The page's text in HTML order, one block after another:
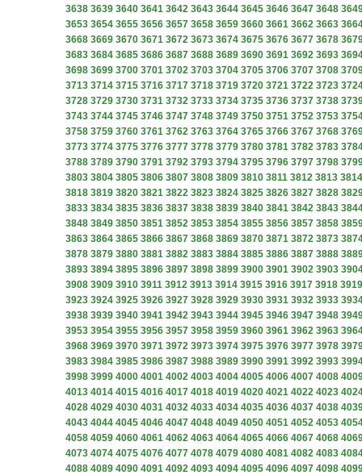
3638 3639 3640 3641 3642 3643 3644 3645 3646 3647 3648
3653 3654 3655 3656 3657 3658 3659 3660 3661 3662 3663
3668 3669 3670 3671 3672 3673 3674 3675 3676 3677 3678
3683 3684 3685 3686 3687 3688 3689 3690 3691 3692 3693
3698 3699 3700 3701 3702 3703 3704 3705 3706 3707 3708
3713 3714 3715 3716 3717 3718 3719 3720 3721 3722 3723
3728 3729 3730 3731 3732 3733 3734 3735 3736 3737 3738
3743 3744 3745 3746 3747 3748 3749 3750 3751 3752 3753
3758 3759 3760 3761 3762 3763 3764 3765 3766 3767 3768
3773 3774 3775 3776 3777 3778 3779 3780 3781 3782 3783
3788 3789 3790 3791 3792 3793 3794 3795 3796 3797 3798
3803 3804 3805 3806 3807 3808 3809 3810 3811 3812 3813 3814
3818 3819 3820 3821 3822 3823 3824 3825 3826 3827 3828
3833 3834 3835 3836 3837 3838 3839 3840 3841 3842 3843
3848 3849 3850 3851 3852 3853 3854 3855 3856 3857 3858
3863 3864 3865 3866 3867 3868 3869 3870 3871 3872 3873
3878 3879 3880 3881 3882 3883 3884 3885 3886 3887 3888
3893 3894 3895 3896 3897 3898 3899 3900 3901 3902 3903
3908 3909 3910 3911 3912 3913 3914 3915 3916 3917 3918 3919
3923 3924 3925 3926 3927 3928 3929 3930 3931 3932 3933
3938 3939 3940 3941 3942 3943 3944 3945 3946 3947 3948
3953 3954 3955 3956 3957 3958 3959 3960 3961 3962 3963
3968 3969 3970 3971 3972 3973 3974 3975 3976 3977 3978
3983 3984 3985 3986 3987 3988 3989 3990 3991 3992 3993
3998 3999 4000 4001 4002 4003 4004 4005 4006 4007 4008
4013 4014 4015 4016 4017 4018 4019 4020 4021 4022 4023
4028 4029 4030 4031 4032 4033 4034 4035 4036 4037 4038
4043 4044 4045 4046 4047 4048 4049 4050 4051 4052 4053
4058 4059 4060 4061 4062 4063 4064 4065 4066 4067 4068
4073 4074 4075 4076 4077 4078 4079 4080 4081 4082 4083
4088 4089 4090 4091 4092 4093 4094 4095 4096 4097 4098